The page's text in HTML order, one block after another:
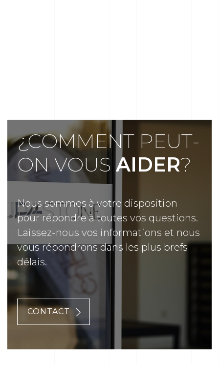
¿COMMENT PEUT-
ON VOUSAIDER?
Nous sommes à votre disposition
pour répondre à toutes vos questions.
Laissez-nous vos informations et nous
vous répondrons dans les plus brefs
délais.
CONTACT